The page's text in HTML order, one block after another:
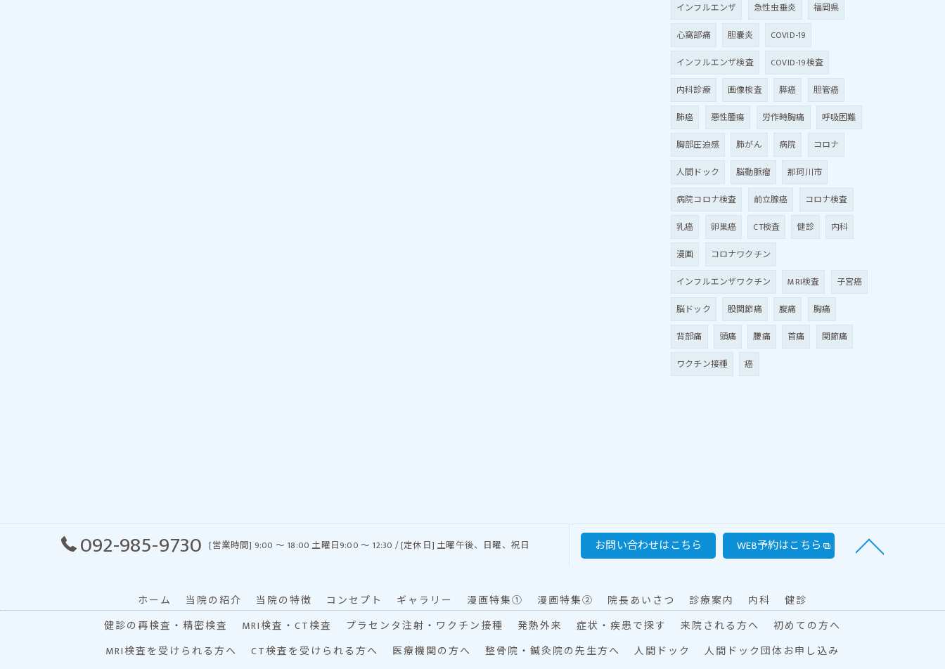
インフルエンザ
急性虫垂炎
福岡県
心窩部痛
胆嚢炎
COVID-19
インフルエンザ検査
COVID-19検査
内科診療
画像検査 膵癌
胆管癌
肺癌
悪性腫瘍 労作時胸痛
呼吸困難
胸部圧迫感
肺がん 病院
コロナ
人間ドック
脳動脈瘤
那珂川市
病院コロナ検査
前立腺癌
コロナ検査
乳癌
卵巣癌 CT検査 健診
内科
漫画
コロナワクチン
インフルエンザワクチン
MRI検査
子宮癌
脳ドック
股関節痛 腹痛
胸痛
背部痛
頭痛 腰痛 首痛
関節痛
ワクチン接種
癌
092-985-9730 [営業時間] 9:00 〜 18:00 土曜日9:00 ～ 12:30 / [定休日] 土曜午後、日曜、祝日 お問い合わせはこちら WEB予約はこちら
ホーム 当院の紹介 当院の特徴 コンセプト ギャラリー 漫画特集① 漫画特集② 院長あいさつ 診療案内 内科
健診
健診の再検査・精密検査
MRI検査・CT検査 プラセンタ注射・ワクチン接種 発熱外来 症状・疾患で探す 来院される方へ
初めての方へ
MRI検査を受けられる方へ
CT検査を受けられる方へ 医療機関の方へ 整骨院・鍼灸院の先生方へ 人間ドック
人間ドック団体お申し込み